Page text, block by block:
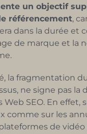
un objectif
référencement,
dans la durée et
de marque et la
la fragmentation
ne signe pas la
SEO. En effet,
comme sur les
de